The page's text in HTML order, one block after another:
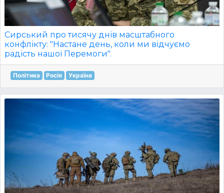
Сирський про тисячу днів масштабного
конфлікту: "Настане день, коли ми відчуємо
радість нашої Перемоги".
Політика Росія Україна